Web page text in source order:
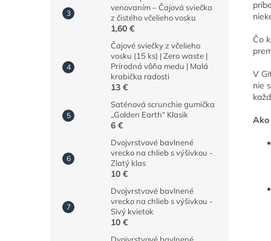
venovaním – Čajová sviečka
z čistého včelieho vosku
1,60 €
Čajové sviečky z včelieho
vosku (15 ks) | Zero waste |
Prírodná vôňa medu | Malá
krabička radosti
13 €
Saténová scrunchie gumička
„Golden Earth“ Klasik
6 €
Dvojvrstvové bavlnené
vrecko na chlieb s výšivkou -
Zlatý klas
10 €
Dvojvrstvové bavlnené
vrecko na chlieb s výšivkou -
Sivý kvietok
10 €
Čo
V
nie
Ako